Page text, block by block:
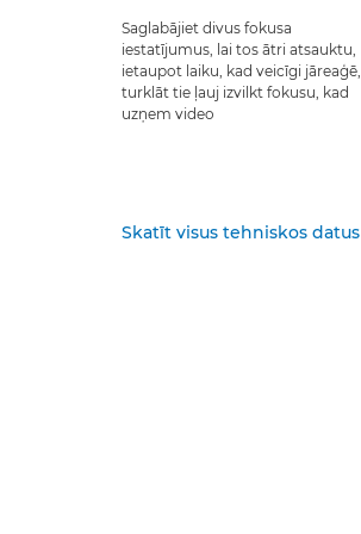
Saglabājiet divus fokusa
iestatījumus, lai tos ātri atsauktu,
ietaupot laiku, kad veicīgi jāreaģē,
turklāt tie ļauj izvilkt fokusu, kad
uzņem video
Skatīt visus tehniskos datus